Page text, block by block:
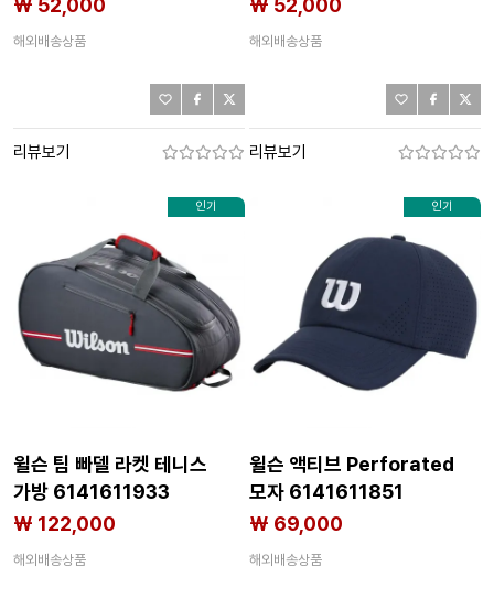
₩ 52,000
해외배송상품
리뷰보기
₩ 52,000
해외배송상품
리뷰보기
인기
윌슨 팀 빠델 라켓 테니스
가방 6141611933
₩ 122,000
해외배송상품
인기
윌슨 액티브 Perforated
모자 6141611851
₩ 69,000
해외배송상품